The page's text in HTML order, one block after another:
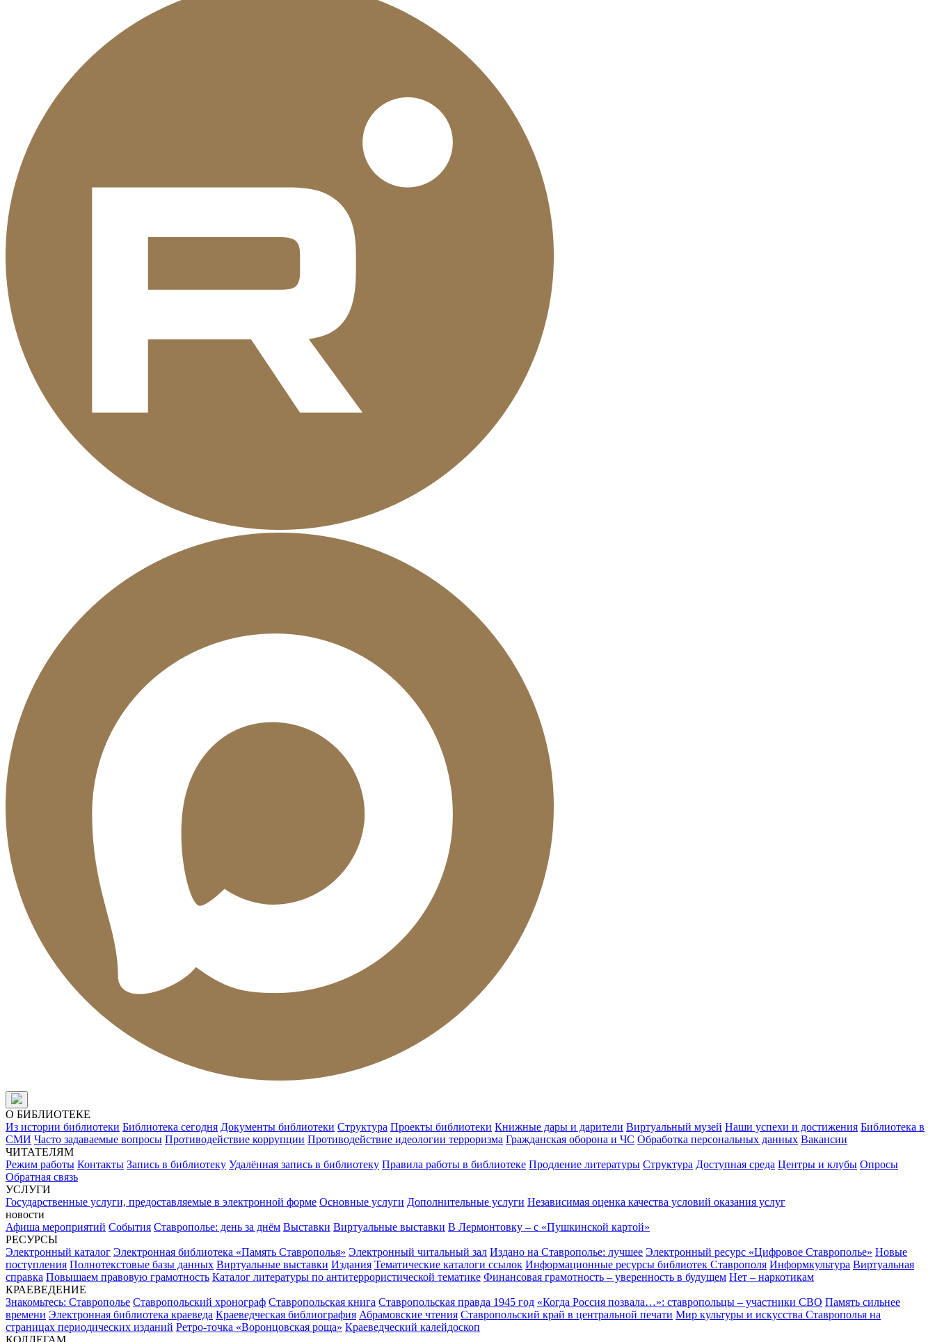
О БИБЛИОТЕКЕ
Из истории библиотеки Библиотека сегодня Документы библиотеки Структура Проекты библиотеки Книжные дары и дарители Виртуальный музей Наши успехи и достижения Библиотека в
СМИ Часто задаваемые вопросы Противодействие коррупции Противодействие идеологии терроризма Гражданская оборона и ЧС Обработка персональных данных Вакансии
ЧИТАТЕЛЯМ
Режим работы Контакты Запись в библиотеку Удалённая запись в библиотеку Правила работы в библиотеке Продление литературы Структура Доступная среда Центры и клубы Опросы
Обратная связь
УСЛУГИ
Государственные услуги, предоставляемые в электронной форме Основные услуги Дополнительные услуги Независимая оценка качества условий оказания услуг
новости
Афиша мероприятий События Ставрополье: день за днём Выставки Виртуальные выставки В Лермонтовку – с «Пушкинской картой»
РЕСУРСЫ
Электронный каталог Электронная библиотека «Память Ставрополья» Электронный читальный зал Издано на Ставрополье: лучшее Электронный ресурс «Цифровое Ставрополье» Новые
поступления Полнотекстовые базы данных Виртуальные выставки Издания Тематические каталоги ссылок Информационные ресурсы библиотек Ставрополя Информкультура Виртуальная
справка Повышаем правовую грамотность Каталог литературы по антитеррористической тематике Финансовая грамотность – уверенность в будущем Нет – наркотикам
КРАЕВЕДЕНИЕ
Знакомьтесь: Ставрополье Ставропольский хронограф Ставропольская книга Ставропольская правда 1945 год «Когда Россия позвала…»: ставропольцы – участники СВО Память сильнее
времени Электронная библиотека краеведа Краеведческая библиография Абрамовские чтения Ставропольский край в центральной печати Мир культуры и искусства Ставрополья на
страницах периодических изданий Ретро-точка «Воронцовская роща» Краеведческий калейдоскоп
КОЛЛЕГАМ